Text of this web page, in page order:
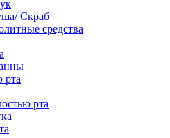
Скраб
средства
рта
рта